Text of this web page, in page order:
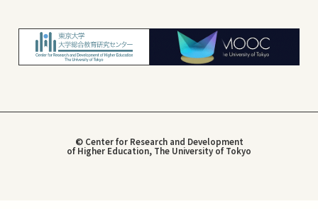
© Center for Research and Development
of Higher Education, The University of Tokyo